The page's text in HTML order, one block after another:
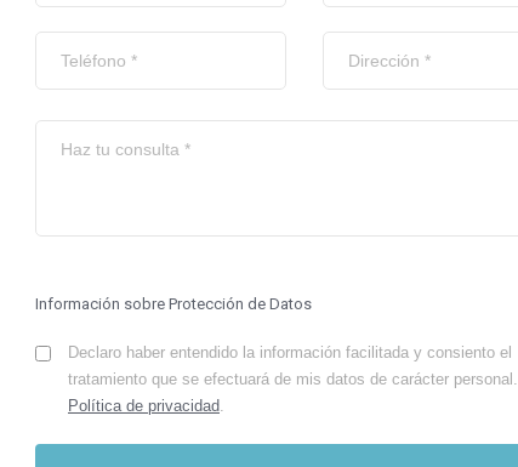
Información sobre Protección de Datos
Declaro haber entendido la información facilitada y consiento el
tratamiento que se efectuará de mis datos de carácter personal.
Política de privacidad.